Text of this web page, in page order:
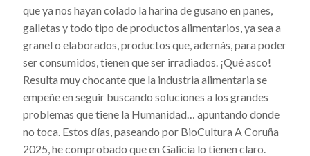
que ya nos hayan colado la harina de gusano en panes,
galletas y todo tipo de productos alimentarios, ya sea a
granel o elaborados, productos que, además, para poder
ser consumidos, tienen que ser irradiados. ¡Qué asco!
Resulta muy chocante que la industria alimentaria se
empeñe en seguir buscando soluciones a los grandes
problemas que tiene la Humanidad… apuntando donde
no toca. Estos días, paseando por BioCultura A Coruña
2025, he comprobado que en Galicia lo tienen claro.